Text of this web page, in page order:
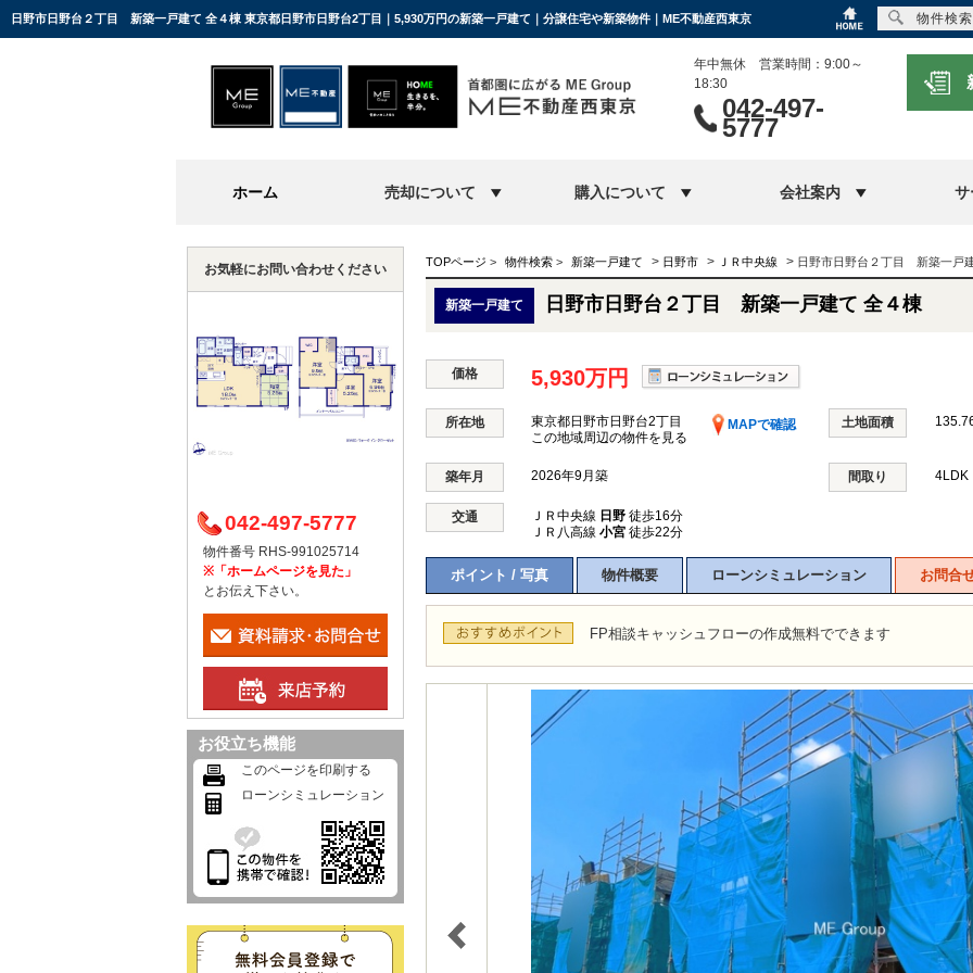
日野市日野台２丁目 新築一戸建て 全４棟 東京都日野市日野台2丁目｜5,930万円の新築一戸建て｜分譲住宅や新築物件｜ME不動産西東京
年中無休 営業時間：9:00～
18:30
042-497-
5777
ホーム 売却について 購入について 会社案内
TOPページ > 物件検索 > 新築一戸建て > 日野市 > ＪＲ中央線 > 日野市日野台２丁目 新築一戸
新築一戸建て 日野市日野台２丁目 新築一戸建て 全４棟
価格 5,930万円
所在地 東京都日野市日野台2丁目
MAPで確認
この地域周辺の物件を見る
土地面積
築年月 2026年9月築 間取り
交通 ＪＲ中央線 日野 徒歩16分
ＪＲ八高線 小宮 徒歩22分
ポイント / 写真 物件概要 ローンシミュレーション お問合
FP相談キャッシュフローの作成無料でできます
お気軽にお問い合わせください
042-497-5777
物件番号 RHS-991025714
※「ホームページを見た」
とお伝え下さい。
お役立ち機能
このページを印刷する
ローンシミュレーション
物件検索